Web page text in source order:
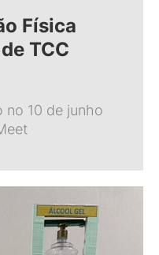
Física
TCC
no 10 de junho